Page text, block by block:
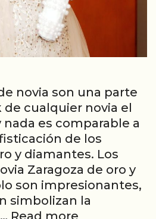
novia son una parte
cualquier novia el
nada es comparable a
de los
y diamantes. Los
Zaragoza de oro y
son impresionantes,
simbolizan la
Read more